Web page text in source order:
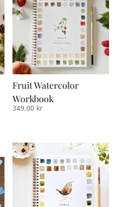
Fruit Watercolor
Workbook
349,00 kr